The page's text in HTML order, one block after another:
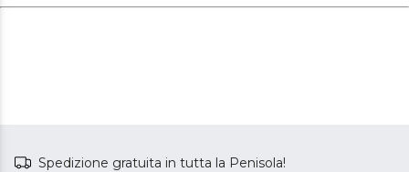
Spedizione gratuita in tutta la Penisola!